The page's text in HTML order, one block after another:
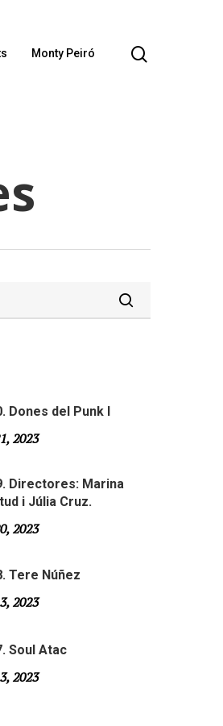
Monty Peiró
Dones del Punk I
2023
Directores: Marina
i Júlia Cruz.
2023
Tere Núñez
2023
Soul Atac
2023
slsmonty@gmail.com